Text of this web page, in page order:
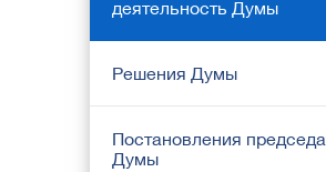
деятельность Думы
Решения Думы
Постановления
Думы